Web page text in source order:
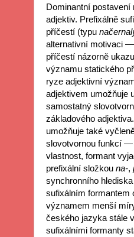
Dominantní
adjektiv. Prefixálně
příčestí (typu
alternativní motivaci
příčestí názorně
významu statického
ryze adjektivní
adjektivem umožňuje
samostatný
základového
umožňuje také
slovotvornou funkcí —
vlastnost, formant
prefixální složkou na-,
synchronního
sufixálním formantem
významem menší
českého jazyka stále
sufixálními formanty